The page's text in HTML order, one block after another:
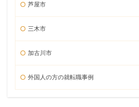
芦屋市
三木市
加古川市
外国人の方の就転職事例